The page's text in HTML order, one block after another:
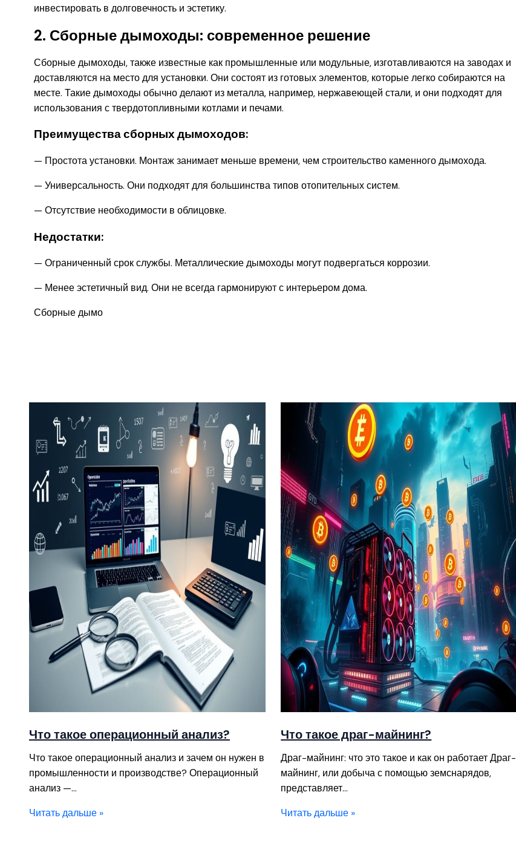
инвестировать в долговечность и эстетику.
2. Сборные дымоходы: современное решение
Сборные дымоходы, также известные как промышленные или модульные, изготавливаются на заводах и
доставляются на место для установки. Они состоят из готовых элементов, которые легко собираются на
месте. Такие дымоходы обычно делают из металла, например, нержавеющей стали, и они подходят для
использования с твердотопливными котлами и печами.
Преимущества сборных дымоходов:
— Простота установки. Монтаж занимает меньше времени, чем строительство каменного дымохода.
— Универсальность. Они подходят для большинства типов отопительных систем.
— Отсутствие необходимости в облицовке.
Недостатки:
— Ограниченный срок службы. Металлические дымоходы могут подвергаться коррозии.
— Менее эстетичный вид. Они не всегда гармонируют с интерьером дома.
Сборные дымо
Что такое операционный анализ?
Что такое операционный анализ и зачем он нужен в
промышленности и производстве? Операционный
анализ —…
Читать дальше »
Что такое драг-майнинг?
Драг-майнинг: что это такое и как он работает Драг-
майнинг, или добыча с помощью земснарядов,
представляет…
Читать дальше »